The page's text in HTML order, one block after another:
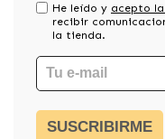
He leído y acepto
recibir
la tienda.
SUSCRIBIRME